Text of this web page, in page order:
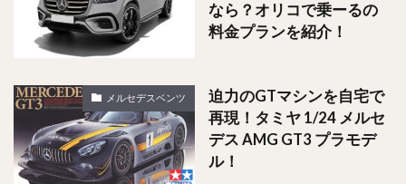
なら？オリコで乗ーるの
料金プランを紹介！
メルセデスベンツ
迫力のGTマシンを自宅で
再現！タミヤ 1/24 メルセ
デス AMG GT3 プラモデ
ル！